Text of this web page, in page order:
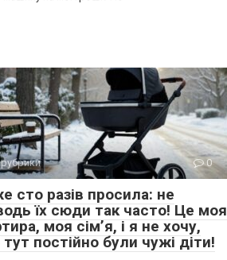
0
сто разів просила: не
їх сюди так часто! Це моя
моя сім’я, і я не хочу,
постійно були чужі діти!